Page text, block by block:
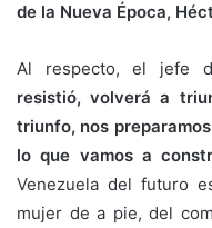
de la Nueva Época,
Al respecto, el jefe
resistió, volverá a
triunfo, nos
lo que vamos a
Venezuela del futuro
mujer de a pie, del